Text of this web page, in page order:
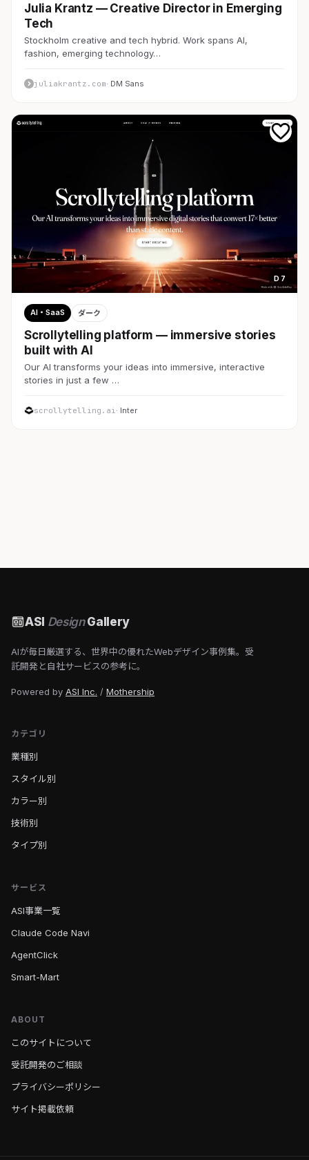
Julia Krantz — Creative Director in Emerging
Tech
Stockholm creative and tech hybrid. Work spans AI,
fashion, emerging technology…
juliakrantz.com· DM Sans
D 7
AI・SaaS ダーク
Scrollytelling platform — immersive stories
built with AI
Our AI transforms your ideas into immersive, interactive
stories in just a few …
scrollytelling.ai· Inter
ASI DesignGallery
AIが毎日厳選する、世界中の優れたWebデザイン事例集。受
託開発と自社サービスの参考に。
Powered by ASI Inc. / Mothership
カテゴリ
業種別
スタイル別
カラー別
技術別
タイプ別
サービス
ASI事業一覧
Claude Code Navi
AgentClick
Smart-Mart
ABOUT
このサイトについて
受託開発のご相談
プライバシーポリシー
サイト掲載依頼